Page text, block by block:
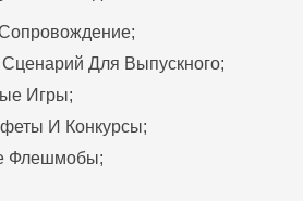
Для Выпускного;
Игры;
И Конкурсы;
Флешмобы;